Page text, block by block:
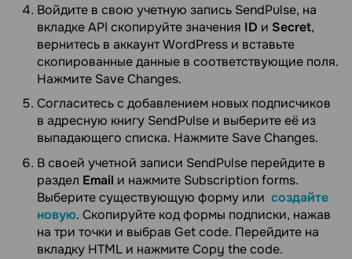
Войдите в свою учетную запись SendPulse, на
вкладке API скопируйте значения ID и Secret,
вернитесь в аккаунт WordPress и вставьте
скопированные данные в соответствующие поля.
Нажмите Save Changes.
Согласитесь с добавлением новых подписчиков
в адресную книгу SendPulse и выберите её из
выпадающего списка. Нажмите Save Changes.
В своей учетной записи SendPulse перейдите в
раздел Email и нажмите Subscription forms.
Выберите существующую форму или создайте
новую. Скопируйте код формы подписки, нажав
на три точки и выбрав Get code. Перейдите на
вкладку HTML и нажмите Copy the code.